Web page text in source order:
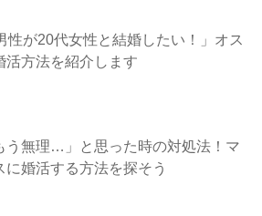
性が20代女性と結婚したい！」オス
活方法を紹介します
う無理…」と思った時の対処法！マ
に婚活する方法を探そう